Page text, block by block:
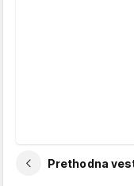
Prethodna